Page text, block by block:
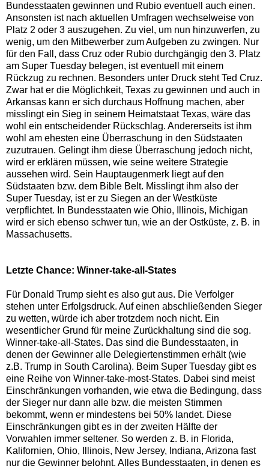
Bundesstaaten gewinnen und Rubio eventuell auch einen.
Ansonsten ist nach aktuellen Umfragen wechselweise von
Platz 2 oder 3 auszugehen. Zu viel, um nun hinzuwerfen, zu
wenig, um den Mitbewerber zum Aufgeben zu zwingen. Nur
für den Fall, dass Cruz oder Rubio durchgängig den 3. Platz
am Super Tuesday belegen, ist eventuell mit einem
Rückzug zu rechnen. Besonders unter Druck steht Ted Cruz.
Zwar hat er die Möglichkeit, Texas zu gewinnen und auch in
Arkansas kann er sich durchaus Hoffnung machen, aber
misslingt ein Sieg in seinem Heimatstaat Texas, wäre das
wohl ein entscheidender Rückschlag. Andererseits ist ihm
wohl am ehesten eine Überraschung in den Südstaaten
zuzutrauen. Gelingt ihm diese Überraschung jedoch nicht,
wird er erklären müssen, wie seine weitere Strategie
aussehen wird. Sein Hauptaugenmerk liegt auf den
Südstaaten bzw. dem Bible Belt. Misslingt ihm also der
Super Tuesday, ist er zu Siegen an der Westküste
verpflichtet. In Bundesstaaten wie Ohio, Illinois, Michigan
wird er sich ebenso schwer tun, wie an der Ostküste, z. B. in
Massachusetts.
Letzte Chance: Winner-take-all-States
Für Donald Trump sieht es also gut aus. Die Verfolger
stehen unter Erfolgsdruck. Auf einen abschließenden Sieger
zu wetten, würde ich aber trotzdem noch nicht. Ein
wesentlicher Grund für meine Zurückhaltung sind die sog.
Winner-take-all-States. Das sind die Bundesstaaten, in
denen der Gewinner alle Delegiertenstimmen erhält (wie
z.B. Trump in South Carolina). Beim Super Tuesday gibt es
eine Reihe von Winner-take-most-States. Dabei sind meist
Einschränkungen vorhanden, wie etwa die Bedingung, dass
der Sieger nur dann alle bzw. die meisten Stimmen
bekommt, wenn er mindestens bei 50% landet. Diese
Einschränkungen gibt es in der zweiten Hälfte der
Vorwahlen immer seltener. So werden z. B. in Florida,
Kalifornien, Ohio, Illinois, New Jersey, Indiana, Arizona fast
nur die Gewinner belohnt. Alles Bundesstaaten, in denen es